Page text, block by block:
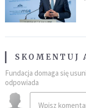
SKOMENTUJ
Fundacja domaga się
odpowiada